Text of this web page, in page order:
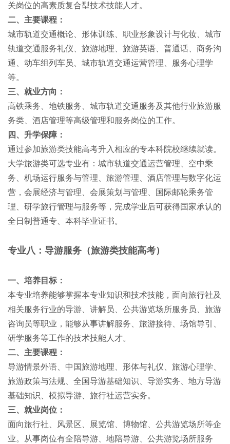
关岗位的高素质复合型技术技能人才。
二、主要课程：
城市轨道交通概论、形体训练、职业形象设计与化妆、城市
轨道交通服务礼仪、旅游地理、旅游英语、普通话、商务沟
通、动车组列车员、城市轨道交通运营管理、服务心理学
等。
三、就业方向：
高铁乘务、地铁服务、城市轨道交通服务及其他行业旅游服
务类、酒店管理等高级管理和服务岗位的工作。
四、升学保障：
通过参加旅游类技能高考升入相应的专本科院校继续就读。
大学旅游类可选专业有：城市轨道交通运营管理、空中乘
务、机场运行服务与管理、旅游管理、酒店管理与数字化运
营，会展经济与管理、会展策划与管理、国际邮轮乘务管
理、研学旅行管理与服务等，完成学业后可获得国家承认的
全日制普通专、本科毕业证书。
专业八：导游服务（旅游类技能高考）
一、培养目标：
本专业培养能够掌握本专业知识和技术技能，面向旅行社及
相关服务行业的导游、讲解员、公共游览场所服务员、旅游
咨询员等职业，能够从事讲解服务、旅游接待、场馆导引、
研学服务等工作的技术技能人才。
二、主要课程：
导游情景外语、中国旅游地理、形体与礼仪、旅游心理学、
旅游政策与法规、全国导游基础知识、导游实务、地方导游
基础知识、模拟导游、旅行社运营实务。
三、就业岗位：
面向旅行社、风景区、展览馆、博物馆、公共游览场所等企
业。从事岗位有全陪导游、地陪导游、公共游览场所服务